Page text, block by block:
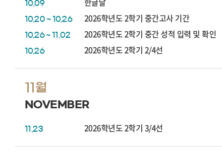
10.09
10.20 ~ 10.26 2026학년도 2학기 중간고사 기간
10.26 ~ 11.02 2026학년도 2학기 중간 성적 입력 및 확인
10.26 2026학년도 2학기 2/4선
11월
NOVEMBER
11.23 2026학년도 2학기 3/4선